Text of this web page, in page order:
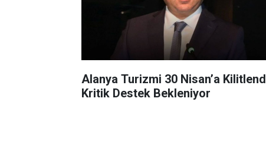
Alanya Turizmi 30 Nisan’a
Kritik Destek Bekleniyor